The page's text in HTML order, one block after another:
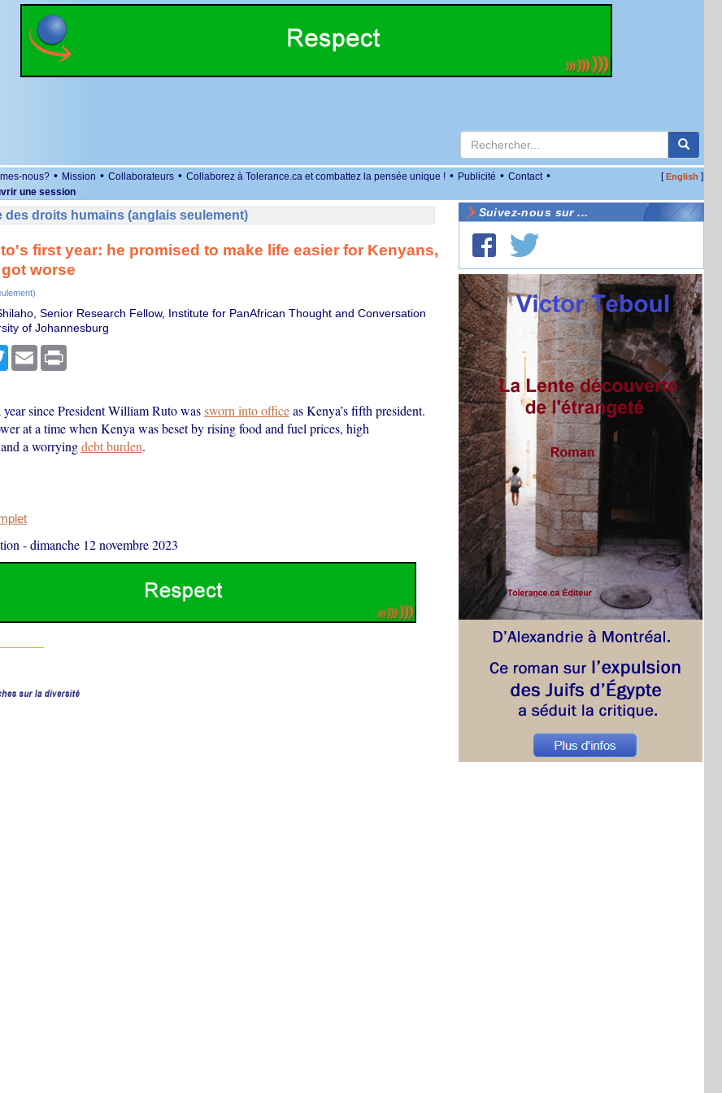
nous? • Mission • Collaborateurs • Collaborez à Tolerance.ca et combattez la pensée unique ! • Publicité • Contact •
une session
[English ]
des droits humains (anglais seulement)
first year: he promised to make life easier for Kenyans,
worse
Senior Research Fellow, Institute for PanAfrican Thought and Conversation
of Johannesburg
TwitterEmail Print
year since President William Ruto wassworn into officeas Kenya’s fifth president.
at a time when Kenya was beset by rising food and fuel prices, high
a worryingdebt burden.
-dimanche 12 novembre 2023
Suivez-nous sur ...